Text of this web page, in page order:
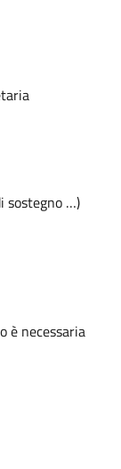
sostegno …)
è necessaria